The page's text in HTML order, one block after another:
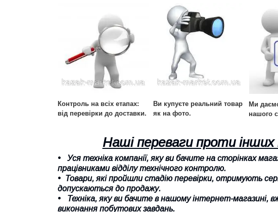
Контроль на всіх етапах:
від перевірки до доставки.
Ви купуєте реальний товар
як на фото.
Ми
нашого
Наші переваги проти інших
Уся техніка компанії, яку ви бачите на сторінках
працівниками відділу технічного контролю.
Товари, які пройшли стадію перевірки, отримують
допускаються до продажу.
Техніка, яку ви бачите в нашому інтернет-магазині,
виконання побутових завдань.